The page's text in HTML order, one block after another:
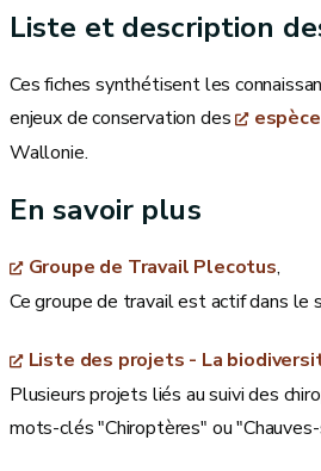
Liste et description
Ces fiches synthétisent les
enjeux de conservation des
Wallonie.
En savoir plus
Groupe de Travail Plecotus,
Ce groupe de travail est actif dans le
Liste des projets - La
Plusieurs projets liés au suivi des
mots-clés "Chiroptères" ou